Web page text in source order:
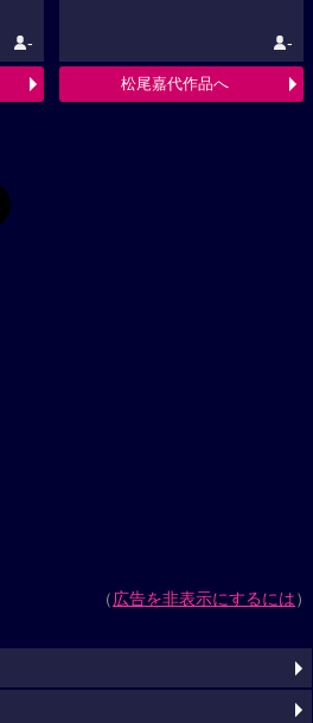
- -
松尾嘉代作品へ
（広告を非表示にするには）